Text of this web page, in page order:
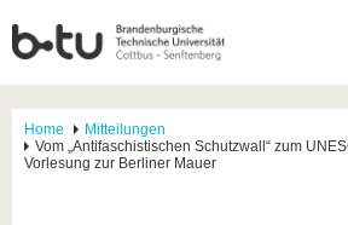
Home
Mitteilungen
Vom „Antifaschistischen Schutzwall“ zum
Vorlesung zur Berliner Mauer